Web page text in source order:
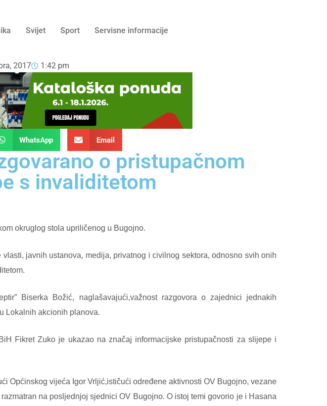
Svijet Sport Servisne informacije
2017 1:42 pm
WhatsApp Email
o pristupačnom
s invaliditetom
okruglog stola upriličenog u Bugojno.
javnih ustanova, medija, privatnog i civilnog sektora, odnosno svih onih
Biserka Božić, naglašavajući,važnost razgovora o zajednici jednakih
Lokalnih akcionih planova.
Fikret Zuko je ukazao na značaj informacijske pristupačnosti za slijepe i
Općinskog vijeća Igor Vrljić,ističući određene aktivnosti OV Bugojno, vezane
na posljednjoj sjednici OV Bugojno. O istoj temi govorio je i Hasana